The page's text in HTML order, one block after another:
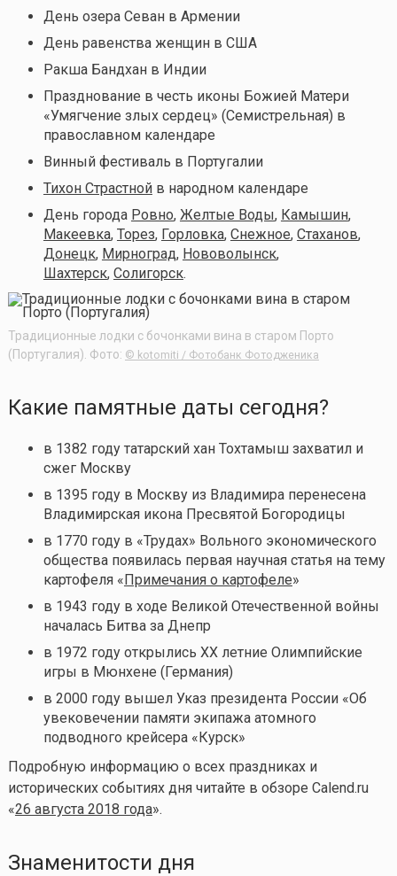
День озера Севан в Армении
День равенства женщин в США
Ракша Бандхан в Индии
Празднование в честь иконы Божией Матери
«Умягчение злых сердец» (Семистрельная) в
православном календаре
Винный фестиваль в Португалии
Тихон Страстнойв народном календаре
День города Ровно, Желтые Воды, Камышин,
Макеевка, Торез, Горловка, Снежное, Стаханов,
Донецк, Мирноград, Нововолынск,
Шахтерск, Солигорск.
Традиционные лодки с бочонками вина в старом Порто
(Португалия). Фото: © kotomiti / Фотобанк Фотодженика
Какие памятные даты сегодня?
в 1382 году татарский хан Тохтамыш захватил и
сжег Москву
в 1395 году в Москву из Владимира перенесена
Владимирская икона Пресвятой Богородицы
в 1770 году в «Трудах» Вольного экономического
общества появилась первая научная статья на тему
картофеля «Примечания о картофеле»
в 1943 году в ходе Великой Отечественной войны
началась Битва за Днепр
в 1972 году открылись XX летние Олимпийские
игры в Мюнхене (Германия)
в 2000 году вышел Указ президента России «Об
увековечении памяти экипажа атомного
подводного крейсера «Курск»
Подробную информацию о всех праздниках и
исторических событиях дня читайте в обзоре Calend.ru
«26 августа 2018 года».
Знаменитости дня